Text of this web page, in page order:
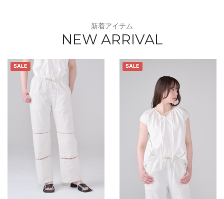
新着アイテム
NEW ARRIVAL
SALE SALE